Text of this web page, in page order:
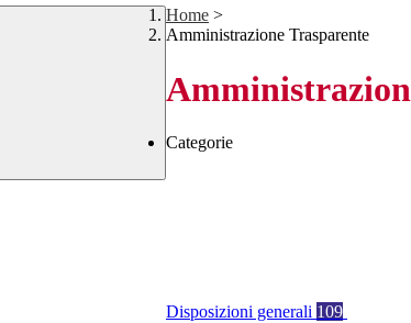
Home >
Amministrazione Trasparente
Categorie
Disposizioni generali 109